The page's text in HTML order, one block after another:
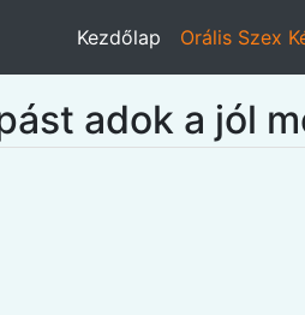
Kezdőlap Orális Szex
adok a jól